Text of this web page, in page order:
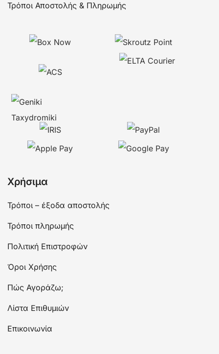
Τρόποι Αποστολής & Πληρωμής
Χρήσιμα
Τρόποι – έξοδα αποστολής
Τρόποι πληρωμής
Πολιτική Επιστροφών
Όροι Χρήσης
Πώς Αγοράζω;
Λίστα Επιθυμιών
Επικοινωνία